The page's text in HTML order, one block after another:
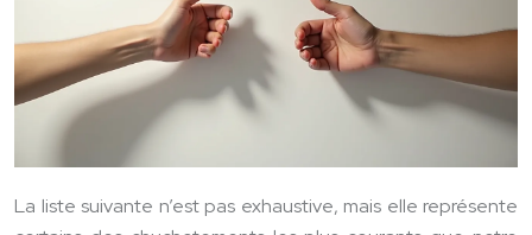
La liste suivante n’est pas exhaustive, mais elle représente